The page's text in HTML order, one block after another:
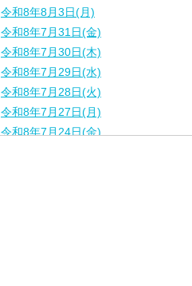
令和8年8月3日(月)
令和8年7月31日(金)
令和8年7月30日(木)
令和8年7月29日(水)
令和8年7月28日(火)
令和8年7月27日(月)
令和8年7月24日(金)